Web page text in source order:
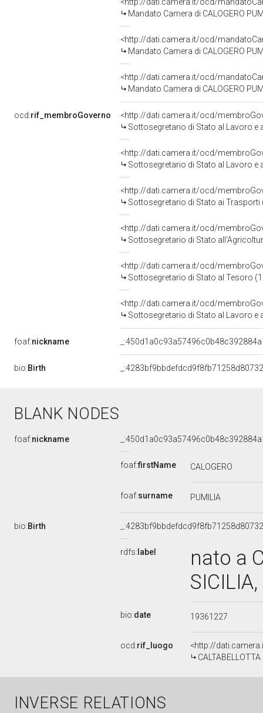
Mandato Camera di CALOGERO
<http://dati.camera.it/ocd/
Mandato Camera di CALOGERO
<http://dati.camera.it/ocd/
Mandato Camera di CALOGERO
ocd:rif_membroGoverno
<http://dati.camera.it/ocd/
Sottosegretario di Stato al Lavoro e
<http://dati.camera.it/ocd/
Sottosegretario di Stato al Lavoro e
<http://dati.camera.it/ocd/
Sottosegretario di Stato ai Trasporti
<http://dati.camera.it/ocd/
Sottosegretario di Stato
<http://dati.camera.it/ocd/
Sottosegretario di Stato al Tesoro
<http://dati.camera.it/ocd/
Sottosegretario di Stato al Lavoro e
foaf:nickname
bio:Birth
BLANK NODES
foaf:nickname
foaf:firstName CALOGERO
foaf:surname PUMILIA
bio:Birth
rdfs: label
nato a
bio:date 19361227
ocd:rif_luogo
<http://
CALTABELLOTTA
INVERSE RELATIONS